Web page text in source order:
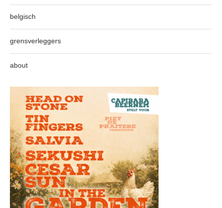
belgisch
grensverleggers
about